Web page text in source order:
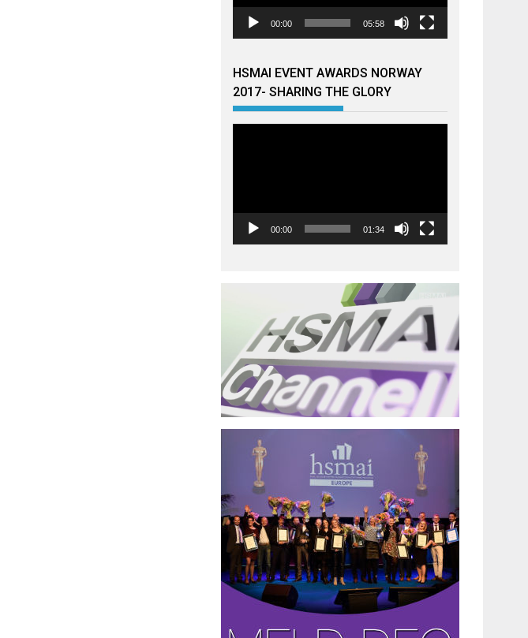
00:00 05:58
HSMAI EVENT AWARDS NORWAY
2017- SHARING THE GLORY
00:00 01:34